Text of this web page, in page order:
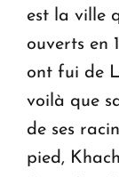
est la ville
ouverts en
ont fui de
voilà que
de ses
pied,